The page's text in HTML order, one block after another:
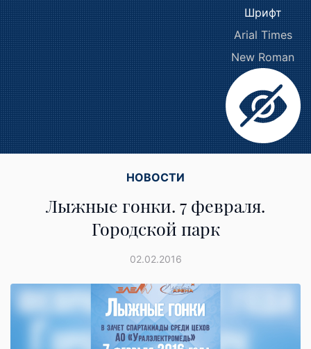
Шрифт
Arial Times
New Roman
НОВОСТИ
Лыжные гонки. 7 февраля.
Городской парк
02.02.2016